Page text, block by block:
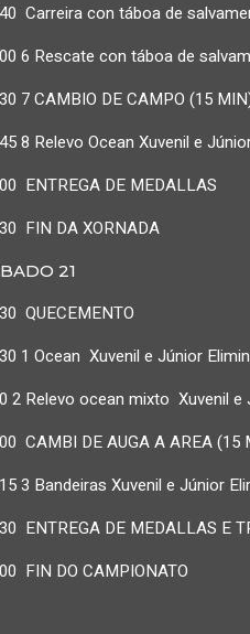
Carreira con táboa de
6 Rescate con táboa de
7 CAMBIO DE CAMPO (15
8 Relevo Ocean Xuvenil e
ENTREGA DE MEDALLAS
FIN DA XORNADA
21
QUECEMENTO
1 Ocean Xuvenil e Júnior
2 Relevo ocean mixto Xuvenil e
CAMBI DE AUGA A AREA (15
3 Bandeiras Xuvenil e Júnior
ENTREGA DE MEDALLAS E
FIN DO CAMPIONATO